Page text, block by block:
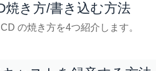
焼き方/書き込む方法
の焼き方を4つ紹介します。